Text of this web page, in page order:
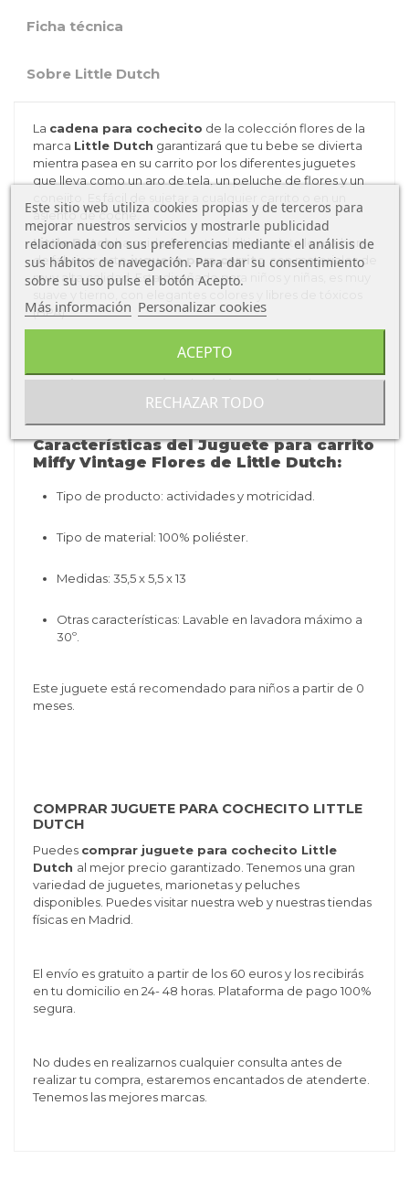
Ficha técnica
Sobre Little Dutch
La cadena para cochecito de la colección flores de la
marca Little Dutch garantizará que tu bebe se divierta
mientra pasea en su carrito por los diferentes juguetes
que llevacomo un aro de tela, un peluche de flores y un
asiento de coche.
Little Dutchha cuidado hasta el último detalle a la hora
de fabricar estejuguete para carrito con materiales de
muy alta calidad. Esta diseñado para niños y niñas, es muy
(BPA).
Vintage Flores de Little Dutch:
Lacadena para carritodeLittle Dutchestá
especialmente fabricado para que nuestros niños
Características del Juguete para carrito
Miffy Vintage Flores de Little Dutch:
Tipo de producto: actividades y motricidad.
Tipo de material: 100% poliéster.
Medidas: 35,5 x 5,5 x 13
Otras características: Lavable en lavadora máximo a
30º.
Este juguete está recomendado para niños a partir de 0
meses.
COMPRAR JUGUETE PARA COCHECITO LITTLE
DUTCH
Puedes comprar juguete para cochecito Little
Dutch al mejor precio garantizado. Tenemos una gran
variedad de juguetes, marionetas y peluches
disponibles. Puedes visitar nuestra web y nuestras tiendas
físicas en Madrid.
El envío es gratuito a partir de los 60 euros y los recibirás
en tu domicilio en 24- 48 horas. Plataforma de pago 100%
segura.
No dudes en realizarnos cualquier consulta antes de
realizar tu compra, estaremos encantados de atenderte.
Tenemos las mejores marcas.
Este sitio web utiliza cookies propias y de terceros para
mejorar nuestros servicios y mostrarle publicidad
relacionada con sus preferencias mediante el análisis de
sus hábitos de navegación. Para dar su consentimiento
sobre su uso pulse el botón Acepto.
Más información Personalizar cookies
RECHAZAR TODO
ACEPTO